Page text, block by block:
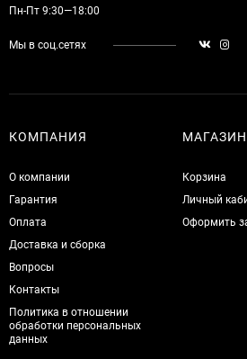
Пн-Пт 9:30—18:00
Мы в соц.сетях
КОМПАНИЯ
О компании
Гарантия
Оплата
Доставка и сборка
Вопросы
Контакты
Политика в отношении
обработки персональных
данных
МАГАЗИН
Корзина
Личный
Оформить